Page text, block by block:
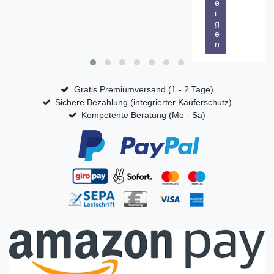
e
i
g
e
n
Gratis Premiumversand (1 - 2 Tage)
Sichere Bezahlung (integrierter Käuferschutz)
Kompetente Beratung (Mo - Sa)